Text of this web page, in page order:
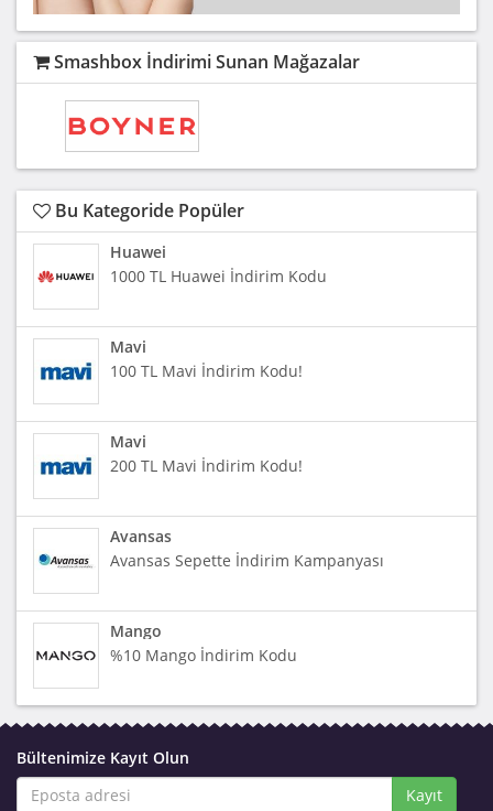
Smashbox İndirimi Sunan Mağazalar
Bu Kategoride Popüler
Huawei
1000 TL Huawei İndirim Kodu
Mavi
100 TL Mavi İndirim Kodu!
Mavi
200 TL Mavi İndirim Kodu!
Avansas
Avansas Sepette İndirim Kampanyası
Mango
%10 Mango İndirim Kodu
Bültenimize Kayıt Olun
Kayıt